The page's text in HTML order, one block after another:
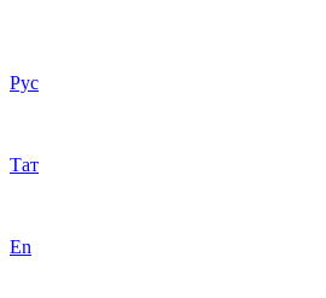
Рус
Тат
En